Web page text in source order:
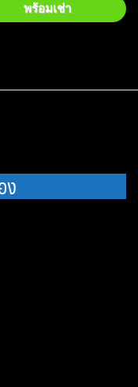
พร้อมเช่า
ง